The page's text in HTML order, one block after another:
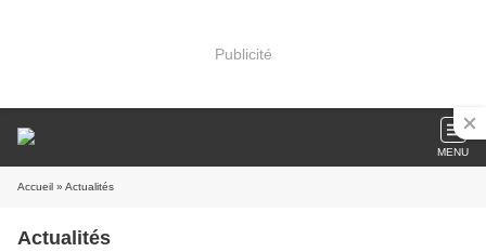
Publicité
MENU
Accueil » Actualités
Actualités